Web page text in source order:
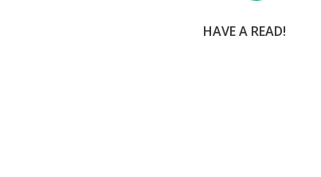
HAVE A READ!